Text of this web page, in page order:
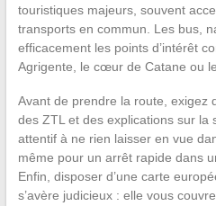
touristiques majeurs, souvent
transports en commun. Les bus,
efficacement les points d’intérêt
Agrigente, le cœur de Catane ou
Avant de prendre la route, exigez
des ZTL et des explications sur la
attentif à ne rien laisser en vue
même pour un arrêt rapide dans
Enfin, disposer d’une carte
s’avère judicieux : elle vous